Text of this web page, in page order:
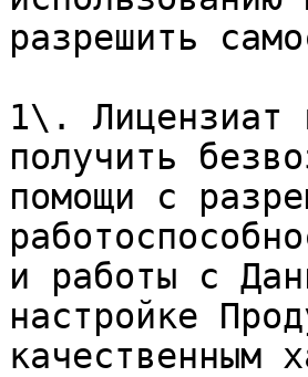
разрешить
1\. Лицензиат
получить
помощи с
и работы с
настройке
качественным